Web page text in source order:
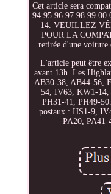
Cet article sera
94 95 96 97 98 99 00
14. VEUILLEZ
POUR LA
retirée d'une voiture
L'article peut être
avant 13h. Les
AB30-38, AB44-56,
54, IV63, KW1-14,
PH31-41, PH49-
postaux : HS1-9,
PA20,